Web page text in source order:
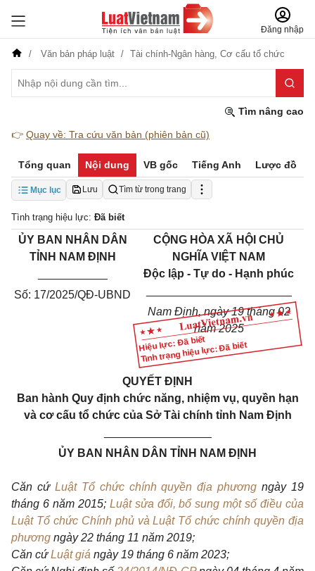
Đăng nhập
Văn bản pháp luật Tài chính-Ngân hàng, Cơ cấu tổ chức
Tìm nâng cao
👉 Quay về: Tra cứu văn bản (phiên bản cũ)
Tổng quan Nội dung VB gốc Tiếng Anh Lược đồ
Mục lục Lưu Tìm từ trong trang
Tình trạng hiệu lực: Đã biết
Hiệu lực: Đã biết
Tình trạng hiệu lực: Đã biết
ỦY BAN NHÂN DÂN
TỈNH NAM ĐỊNH
Số: 17/2025/QĐ-UBND
CỘNG HÒA XÃ HỘI CHỦ
NGHĨA VIỆT NAM
Độc lập - Tự do - Hạnh phúc
Nam Định, ngày 19 tháng 02
năm 2025
QUYẾT ĐỊNH
Ban hành Quy định chức năng, nhiệm vụ, quyền hạn
và cơ cấu tổ chức của Sở Tài chính tỉnh Nam Định
ỦY BAN NHÂN DÂN TỈNH NAM ĐỊNH
Căn cứ Luật Tổ chức chính quyền địa phương ngày 19
tháng 6 năm 2015; Luật sửa đổi, bổ sung một số điều của
Luật Tổ chức Chính phủ và Luật Tổ chức chính quyền địa
phương ngày 22 tháng 11 năm 2019;
Căn cứ Luật giá ngày 19 tháng 6 năm 2023;